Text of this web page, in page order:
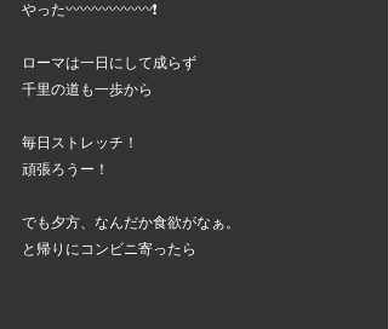
やった〰〰〰〰〰〰❗
ローマは一日にして成らず
千里の道も一歩から
毎日ストレッチ！
頑張ろうー！
でも夕方、なんだか食欲がなぁ。
と帰りにコンビニ寄ったら